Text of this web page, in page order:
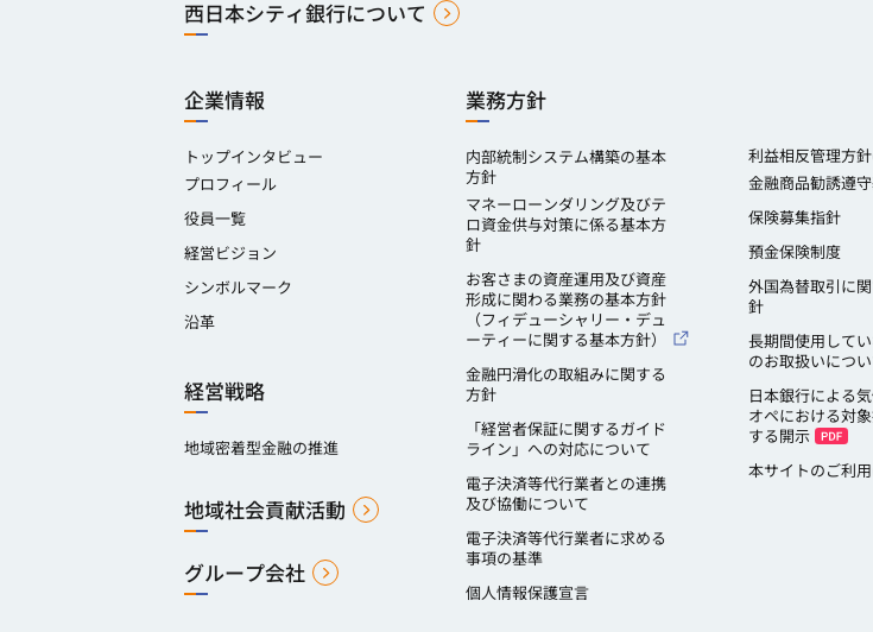
西日本シティ銀行について
企業情報
トップインタビュー
プロフィール
役員一覧
経営ビジョン
シンボルマーク
沿革
経営戦略
地域密着型金融の推進
地域社会貢献活動
グループ会社
業務方針
内部統制システム構築の基本
方針
マネーローンダリング及びテ
ロ資金供与対策に係る基本方
針
お客さまの資産運用及び資産
形成に関わる業務の基本方針
（フィデューシャリー・デュ
ーティーに関する基本方針）
金融円滑化の取組みに関する
方針
「経営者保証に関するガイド
ライン」への対応について
電子決済等代行業者との連携
及び協働について
電子決済等代行業者に求める
事項の基準
個人情報保護宣言
利益相反管理方
金融商品勧誘遵
保険募集指針
預金保険制度
外国為替取引に
針
長期間使用して
のお取扱いにつ
日本銀行による
オペにおける対
する開示
本サイトのご利